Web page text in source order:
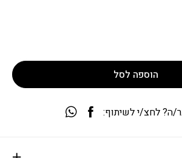
הוספה לסל
ה? לחצ/י לשיתוף: